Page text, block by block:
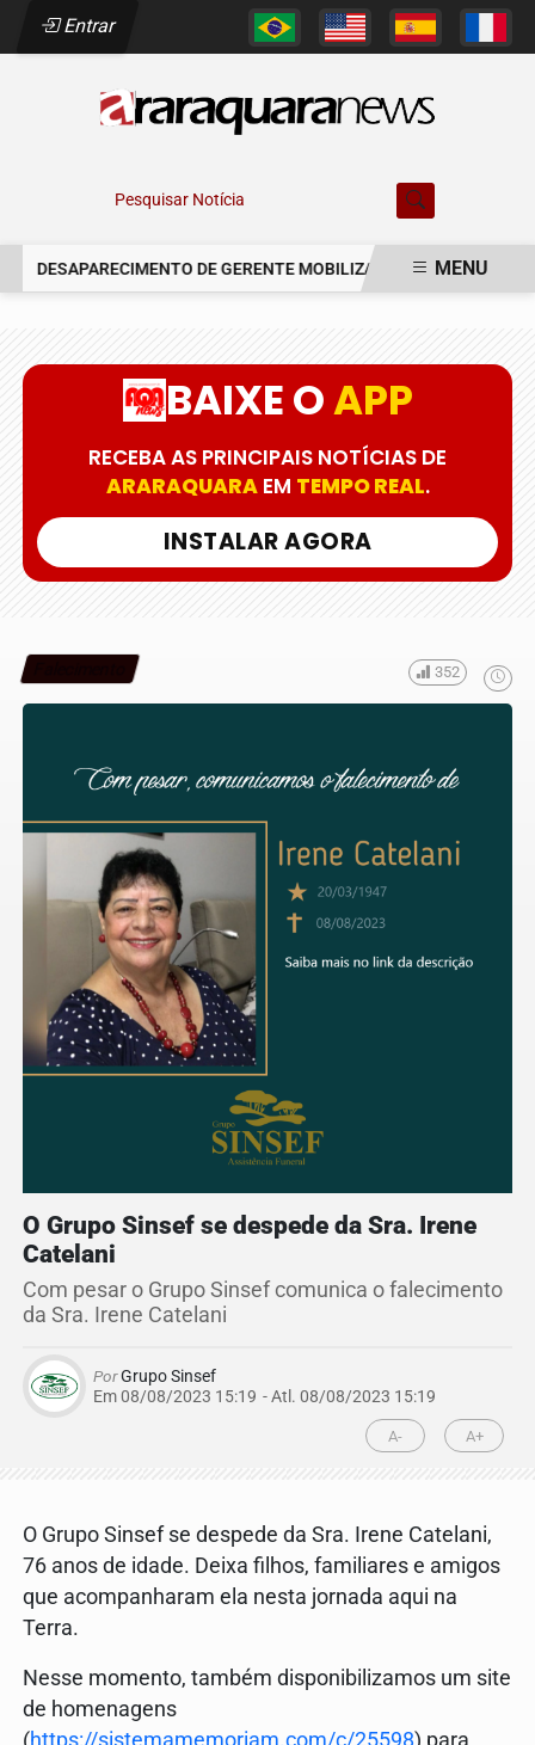
Entrar
Pesquisar Notícia
DESAPARECIMENTO DE GERENTE MOBILIZA AUTORIDADES EM
MENU
BAIXE OAPP
RECEBA AS PRINCIPAIS NOTÍCIAS DE
ARARAQUARAEM TEMPO REAL.
INSTALAR AGORA
352
O Grupo Sinsef se despede da Sra. Irene
Catelani
Com pesar o Grupo Sinsef comunica o falecimento
da Sra. Irene Catelani
PorGrupo Sinsef
Em 08/08/2023 15:19 - Atl. 08/08/2023 15:19
A- A+
O Grupo Sinsef se despede da Sra. Irene Catelani,
76 anos de idade. Deixa filhos, familiares e amigos
que acompanharam ela nesta jornada aqui na
Terra.
Nesse momento, também disponibilizamos um site
de homenagens